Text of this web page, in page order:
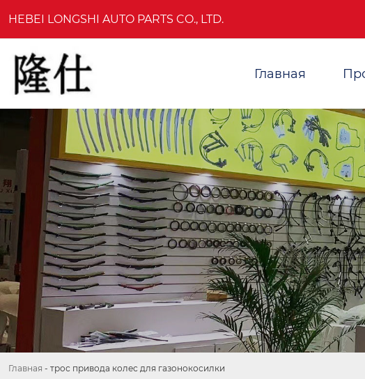
HEBEI LONGSHI AUTO PARTS CO., LTD.
Главная
Главная - трос привода колес для газонокосилки